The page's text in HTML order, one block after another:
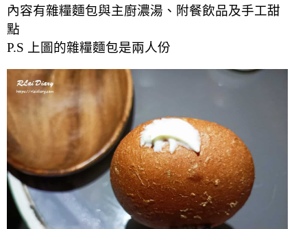
內容有雜糧麵包與主廚濃湯、附餐飲品及手工甜
點
P.S 上圖的雜糧麵包是兩人份